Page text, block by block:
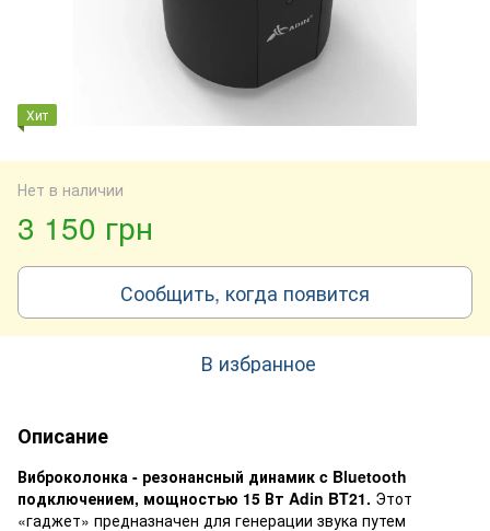
Хит
Нет в наличии
3 150 грн
Сообщить, когда появится
В избранное
Описание
Виброколонка - резонансный динамик c Bluetooth
подключением, мощностью 15 Вт Adin BT21. Этот
«гаджет» предназначен для генерации звука путем